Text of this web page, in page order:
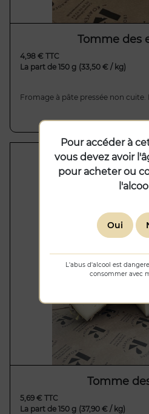
Tomme des
4,98 € TTC
La part de 150 g (33,50 € / kg)
Fromage à pâte pressée non cuite.
Tomme
5,69 € TTC
La part de 150 g (37,90 € / kg)
Pour accéder à
vous devez avoir
pour acheter ou
Oui
L'abus d'alcool est
consommer avec